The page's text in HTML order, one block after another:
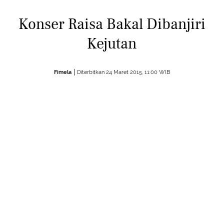
Konser Raisa Bakal Dibanjiri
Kejutan
Fimela Diterbitkan 24 Maret 2015, 11:00 WIB